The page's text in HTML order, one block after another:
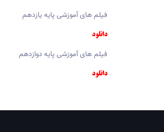
فیلم های آموزشی پایه یازدهم
دانلود
فیلم های آموزشی پایه دوازدهم
دانلود